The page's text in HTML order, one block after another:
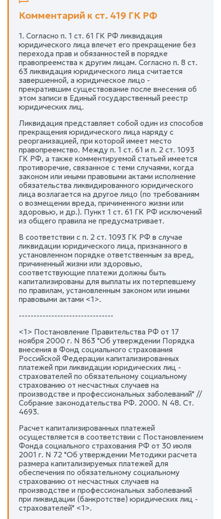
Комментарий к ст. 419 ГК РФ
1. Согласно п. 1 ст. 61 ГК РФ ликвидация
юридического лица влечет его прекращение без
перехода прав и обязанностей в порядке
правопреемства к другим лицам. Согласно п. 8 ст.
63 ликвидация юридического лица считается
завершенной, а юридическое лицо -
прекратившим существование после внесения об
этом записи в Единый государственный реестр
юридических лиц.
Ликвидация представляет собой один из способов
прекращения юридического лица наряду с
реорганизацией, при которой имеет место
правопреемство. Между п. 1 ст. 61 и п. 2 ст. 1093
ГК РФ, а также комментируемой статьей имеется
противоречие, связанное с теми случаями, когда
законом или иными правовыми актами исполнение
обязательства ликвидированного юридического
лица возлагается на другое лицо (по требованиям
о возмещении вреда, причиненного жизни или
здоровью, и др.). Пункт 1 ст. 61 ГК РФ исключений
из общего правила не предусматривает.
В соответствии с п. 2 ст. 1093 ГК РФ в случае
ликвидации юридического лица, признанного в
установленном порядке ответственным за вред,
причиненный жизни или здоровью,
соответствующие платежи должны быть
капитализированы для выплаты их потерпевшему
по правилам, установленным законом или иными
правовыми актами <1>.
--------------------------------
<1> Постановление Правительства РФ от 17
ноября 2000 г. N 863 "Об утверждении Порядка
внесения в Фонд социального страхования
Российской Федерации капитализированных
платежей при ликвидации юридических лиц -
страхователей по обязательному социальному
страхованию от несчастных случаев на
производстве и профессиональных заболеваний" //
Собрание законодательства РФ. 2000. N 48. Ст.
4693.
Расчет капитализированных платежей
осуществляется в соответствии с Постановлением
Фонда социального страхования РФ от 30 июля
2001 г. N 72 "Об утверждении Методики расчета
размера капитализируемых платежей для
обеспечения по обязательному социальному
страхованию от несчастных случаев на
производстве и профессиональных заболеваний
при ликвидации (банкротстве) юридических лиц -
страхователей" <1>.